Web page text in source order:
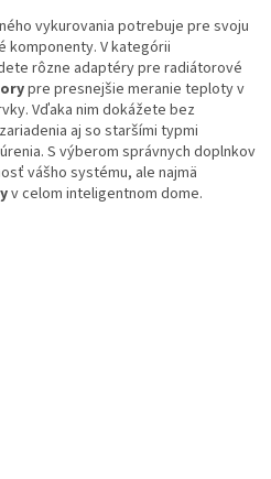
d
a
c
i
e
p
r
v
k
vykurovania potrebuje pre svoju
komponenty. V kategórii
rôzne adaptéry pre radiátorové
pre presnejšie meranie teploty v
Vďaka nim dokážete bez
aj so staršími typmi
S výberom správnych doplnkov
vášho systému, ale najmä
v celom inteligentnom dome.